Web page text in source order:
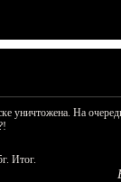
уничтожена. На
Итог.